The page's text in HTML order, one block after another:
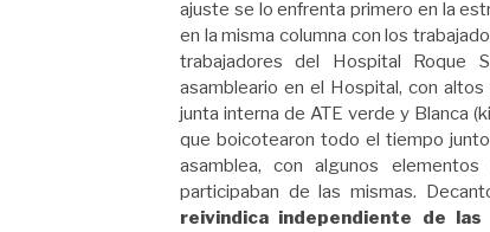
ajuste se lo enfrenta primero en la
en la misma columna con los
trabajadores del Hospital Roque
asambleario en el Hospital, con
junta interna de ATE verde y Blanca
que boicotearon todo el tiempo
asamblea, con algunos
participaban de las mismas.
reivindica independiente de